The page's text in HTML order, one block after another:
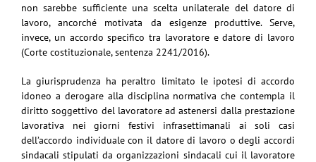
non sarebbe sufficiente una scelta unilaterale del datore di
lavoro, ancorché motivata da esigenze produttive. Serve,
invece, un accordo specifico tra lavoratore e datore di lavoro
(Corte costituzionale, sentenza 2241/2016).
La giurisprudenza ha peraltro limitato le ipotesi di accordo
idoneo a derogare alla disciplina normativa che contempla il
diritto soggettivo del lavoratore ad astenersi dalla prestazione
lavorativa nei giorni festivi infrasettimanali ai soli casi
dell’accordo individuale con il datore di lavoro o degli accordi
sindacali stipulati da organizzazioni sindacali cui il lavoratore